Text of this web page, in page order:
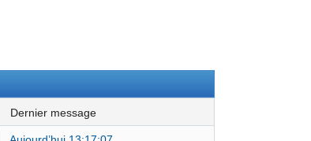
dernier message